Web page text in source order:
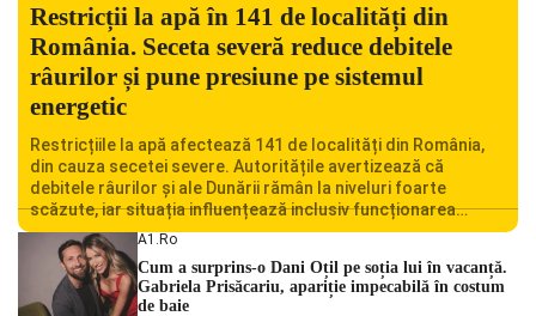
Restricții la apă în 141 de localități din
România. Seceta severă reduce debitele
râurilor și pune presiune pe sistemul
energetic
Restricțiile la apă afectează 141 de localități din România,
din cauza secetei severe. Autoritățile avertizează că
debitele râurilor și ale Dunării rămân la niveluri foarte
scăzute, iar situația influențează inclusiv funcționarea
Centralei Nucleare de la Cernavodă. România se confruntă
cu una dintre cele mai dificile perioade din punct de vedere
hidrologic din ultimii ani. Lipsa […]
A1.ro
Cum a surprins-o Dani Oțil pe soția lui în vacanță.
Gabriela Prisăcariu, apariție impecabilă în costum
de baie